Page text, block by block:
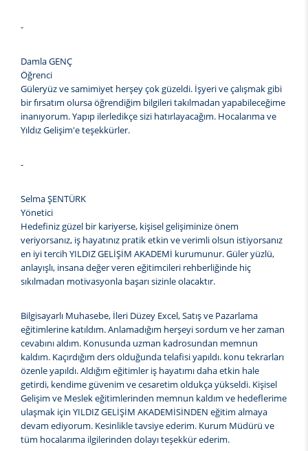
-
Damla GENÇ
Öğrenci
Güleryüz ve samimiyet herşey çok güzeldi. İşyeri ve çalışmak gibi
bir fırsatım olursa öğrendiğim bilgileri takılmadan yapabileceğime
inanıyorum. Yapıp ilerledikçe sizi hatırlayacağım. Hocalarıma ve
Yıldız Gelişim'e teşekkürler.
-
Selma ŞENTÜRK
Yönetici
Hedefiniz güzel bir kariyerse, kişisel gelişiminize önem
veriyorsanız, iş hayatınız pratik etkin ve verimli olsun istiyorsanız
en iyi tercih YILDIZ GELİŞİM AKADEMİ kurumunur. Güler yüzlü,
anlayışlı, insana değer veren eğitimcileri rehberliğinde hiç
sıkılmadan motivasyonla başarı sizinle olacaktır.
Bilgisayarlı Muhasebe, İleri Düzey Excel, Satış ve Pazarlama
eğitimlerine katıldım. Anlamadığım herşeyi sordum ve her zaman
cevabını aldım. Konusunda uzman kadrosundan memnun
kaldım. Kaçırdığım ders olduğunda telafisi yapıldı. konu tekrarları
özenle yapıldı. Aldığım eğitimler iş hayatımı daha etkin hale
getirdi, kendime güvenim ve cesaretim oldukça yükseldi. Kişisel
Gelişim ve Meslek eğitimlerinden memnun kaldım ve hedeflerime
ulaşmak için YILDIZ GELİŞİM AKADEMİSİNDEN eğitim almaya
devam ediyorum. Kesinlikle tavsiye ederim. Kurum Müdürü ve
tüm hocalarıma ilgilerinden dolayı teşekkür ederim.